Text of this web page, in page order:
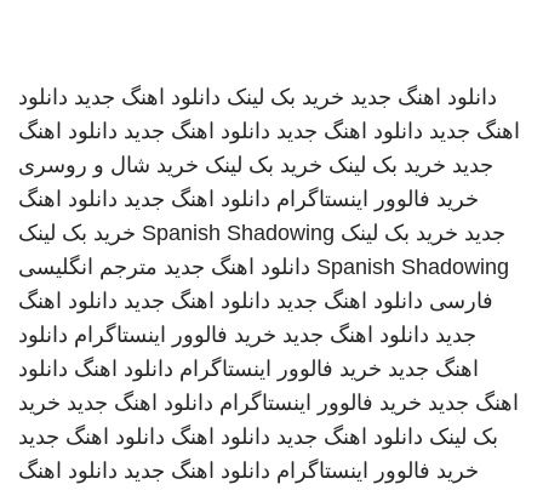
دانلود اهنگ جدید خرید بک لینک دانلود اهنگ جدید دانلود
اهنگ جدید دانلود اهنگ جدید دانلود اهنگ جدید دانلود اهنگ
جدید خرید بک لینک خرید بک لینک خرید شال و روسری
خرید فالوور اینستاگرام دانلود اهنگ جدید دانلود اهنگ
جدید خرید بک لینک Spanish Shadowing خرید بک لینک
Spanish Shadowing دانلود اهنگ جدید مترجم انگلیسی
فارسی دانلود اهنگ جدید دانلود اهنگ جدید دانلود اهنگ
جدید دانلود اهنگ جدید خرید فالوور اینستاگرام دانلود
اهنگ جدید خرید فالوور اینستاگرام دانلود اهنگ دانلود
اهنگ جدید خرید فالوور اینستاگرام دانلود اهنگ جدید خرید
بک لینک دانلود اهنگ جدید دانلود اهنگ دانلود اهنگ جدید
خرید فالوور اینستاگرام دانلود اهنگ جدید دانلود اهنگ